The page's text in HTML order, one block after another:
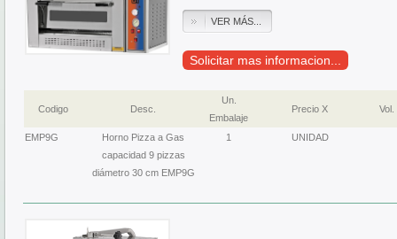
VER MÁS...
Solicitar mas informacion...
Codigo Desc.
Un.
Embalaje
Precio X Vol.
EMP9G
Horno Pizza a Gas
capacidad 9 pizzas
diámetro 30 cm EMP9G
1 UNIDAD